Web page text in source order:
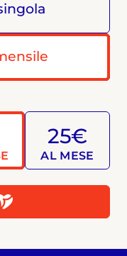
25€
AL MESE